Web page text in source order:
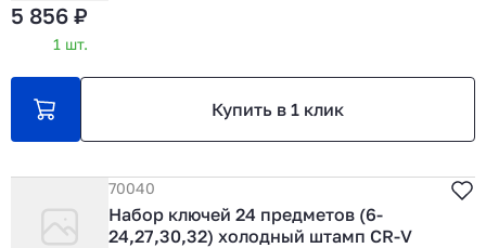
5 856 ₽
1 шт.
Купить в 1 клик
70040
Набор ключей 24 предметов (6-
24,27,30,32) холодный штамп CR-V